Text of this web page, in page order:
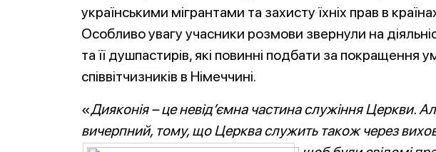
українськими мігрантами та захисту їхніх прав в
Особливо увагу учасники розмови звернули на
та її душпастирів, які повинні подбати за покращення
співвітчизників в Німеччині.
«Дияконія – це невід’ємна частина служіння Церкви.
вичерпний, тому, що Церква служить також через